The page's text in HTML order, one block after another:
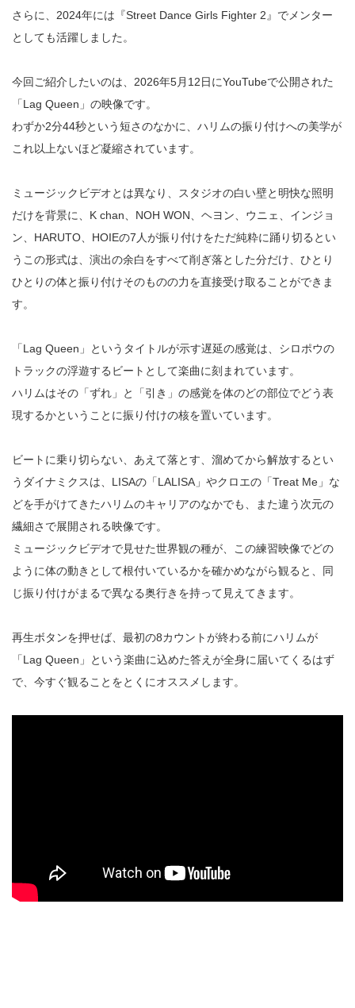
さらに、2024年には『Street Dance Girls Fighter 2』でメンター
としても活躍しました。
今回ご紹介したいのは、2026年5月12日にYouTubeで公開された
「Lag Queen」の映像です。
わずか2分44秒という短さのなかに、ハリムの振り付けへの美学が
これ以上ないほど凝縮されています。
ミュージックビデオとは異なり、スタジオの白い壁と明快な照明
だけを背景に、K chan、NOH WON、ヘヨン、ウニェ、インジョ
ン、HARUTO、HOIEの7人が振り付けをただ純粋に踊り切るとい
うこの形式は、演出の余白をすべて削ぎ落とした分だけ、ひとり
ひとりの体と振り付けそのものの力を直接受け取ることができま
す。
「Lag Queen」というタイトルが示す遅延の感覚は、シロポウの
トラックの浮遊するビートとして楽曲に刻まれています。
ハリムはその「ずれ」と「引き」の感覚を体のどの部位でどう表
現するかということに振り付けの核を置いています。
ビートに乗り切らない、あえて落とす、溜めてから解放するとい
うダイナミクスは、LISAの「LALISA」やクロエの「Treat Me」な
どを手がけてきたハリムのキャリアのなかでも、また違う次元の
繊細さで展開される映像です。
ミュージックビデオで見せた世界観の種が、この練習映像でどの
ように体の動きとして根付いているかを確かめながら観ると、同
じ振り付けがまるで異なる奥行きを持って見えてきます。
再生ボタンを押せば、最初の8カウントが終わる前にハリムが
「Lag Queen」という楽曲に込めた答えが全身に届いてくるはず
で、今すぐ観ることをとくにオススメします。